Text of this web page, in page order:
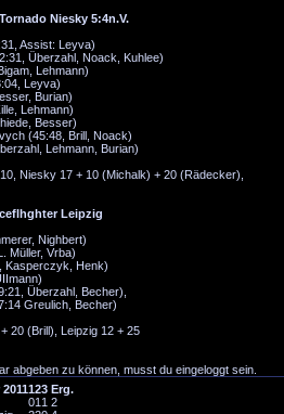
Niesky 5:4n.V.
Assist: Leyva)
Überzahl, Noack, Kuhlee)
Lehmann)
Leyva)
Burian)
Lehmann)
Besser)
(45:48, Brill, Noack)
Lehmann, Burian)
Niesky 17 + 10 (Michalk) + 20 (Rädecker),
Leipzig
Nighbert)
Müller, Vrba)
Kasperczyk, Henk)
Überzahl, Becher),
Greulich, Becher)
20 (Brill), Leipzig 12 + 25
abgeben zu können, musst du eingeloggt sein.
123 Erg.
01 1 2